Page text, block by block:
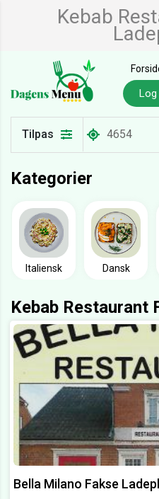
Kebab
Log
Tilpas
Kategorier
Italiensk Dansk
Kebab Restaurant
Bella Milano Fakse